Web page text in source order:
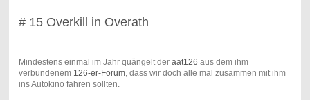
# 15 Overkill in Overath
Mindestens einmal im Jahr quängelt der aat126 aus dem ihm
verbundenem 126-er-Forum, dass wir doch alle mal zusammen mit ihm
ins Autokino fahren sollten.